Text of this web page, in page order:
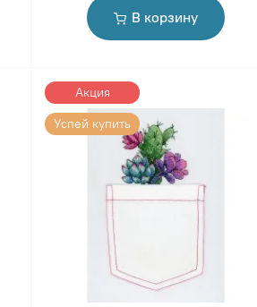
В корзину
Акция
Успей купить